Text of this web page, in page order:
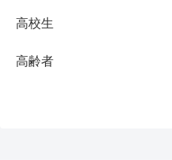
高校生
高齢者